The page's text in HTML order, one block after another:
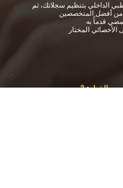
الداخلي بتنظيم سجلاتك، ثم
قدماً به
الأخصائي المختار
الخطوة 3